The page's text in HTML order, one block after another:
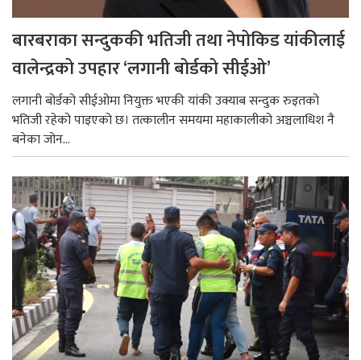
बारबराका सन्दुककी भतिजी तथा नेपोकिड यांकीलाई
वालेन्द्रको उपहार ‘लगानी बोर्डको सीईओ’
लगानी बोर्डको सीईओमा नियुक्त भएकी यांकी उक्याब सन्दुक रुइतको
भतिजी रहेको पाइएको छ। तत्कालीन समयमा महाकालीको अञ्चलाधिश नै
बनेका जोन...